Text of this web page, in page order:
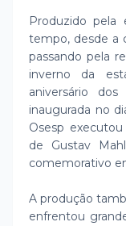
Produzido pela
tempo, desde a
passando pela
inverno da
aniversário
inaugurada no
Osesp
de Gustav
comemorativo
A produção
enfrentou